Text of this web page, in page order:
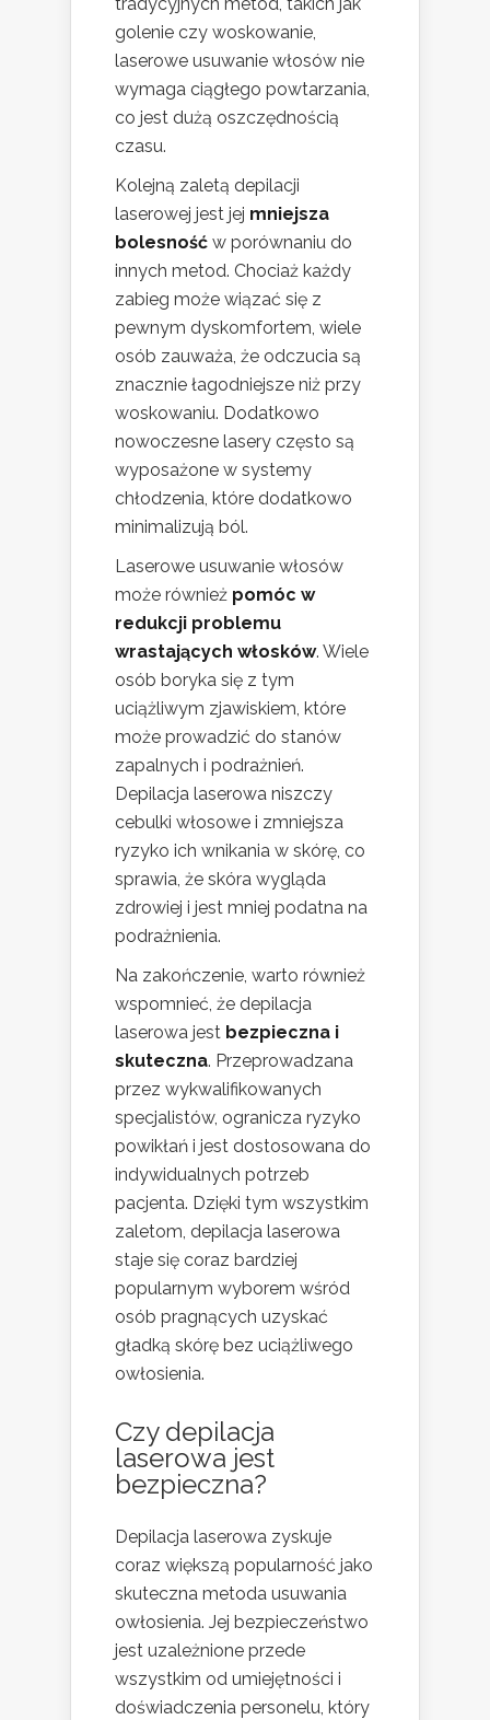
golenie czy woskowanie,
laserowe usuwanie włosów nie
wymaga ciągłego powtarzania,
co jest dużą oszczędnością
czasu.
Kolejną zaletą depilacji
laserowej jest jej mniejsza
bolesność w porównaniu do
innych metod. Chociaż każdy
zabieg może wiązać się z
pewnym dyskomfortem, wiele
osób zauważa, że odczucia są
znacznie łagodniejsze niż przy
woskowaniu. Dodatkowo
nowoczesne lasery często są
wyposażone w systemy
chłodzenia, które dodatkowo
minimalizują ból.
Laserowe usuwanie włosów
może również pomóc w
redukcji problemu
wrastających włosków. Wiele
osób boryka się z tym
uciążliwym zjawiskiem, które
może prowadzić do stanów
zapalnych i podrażnień.
Depilacja laserowa niszczy
cebulki włosowe i zmniejsza
ryzyko ich wnikania w skórę, co
sprawia, że skóra wygląda
zdrowiej i jest mniej podatna na
podrażnienia.
Na zakończenie, warto również
wspomnieć, że depilacja
laserowa jest bezpieczna i
skuteczna. Przeprowadzana
przez wykwalifikowanych
specjalistów, ogranicza ryzyko
powikłań i jest dostosowana do
indywidualnych potrzeb
pacjenta. Dzięki tym wszystkim
zaletom, depilacja laserowa
staje się coraz bardziej
popularnym wyborem wśród
osób pragnących uzyskać
gładką skórę bez uciążliwego
owłosienia.
Czy depilacja
laserowa jest
bezpieczna?
Depilacja laserowa zyskuje
coraz większą popularność jako
skuteczna metoda usuwania
owłosienia. Jej bezpieczeństwo
jest uzależnione przede
wszystkim od umiejętności i
doświadczenia personelu, który